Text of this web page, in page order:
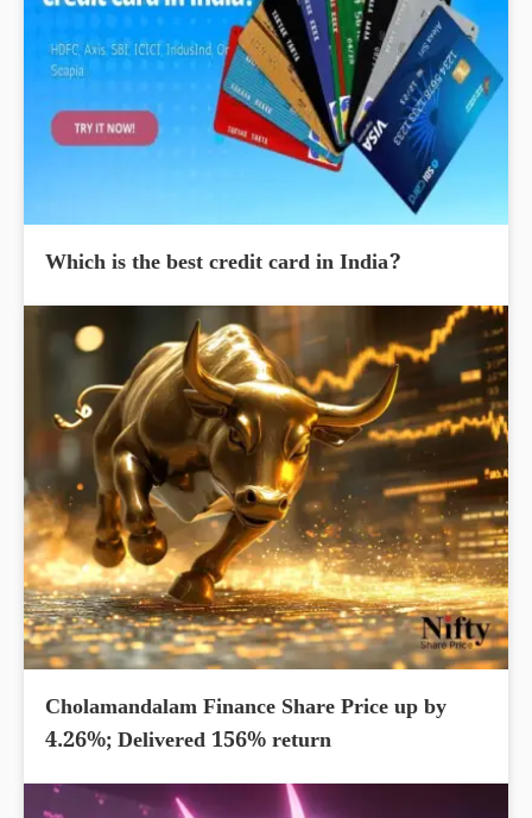
Which is the best credit card in India?
Cholamandalam Finance Share Price up by
4.26%; Delivered 156% return